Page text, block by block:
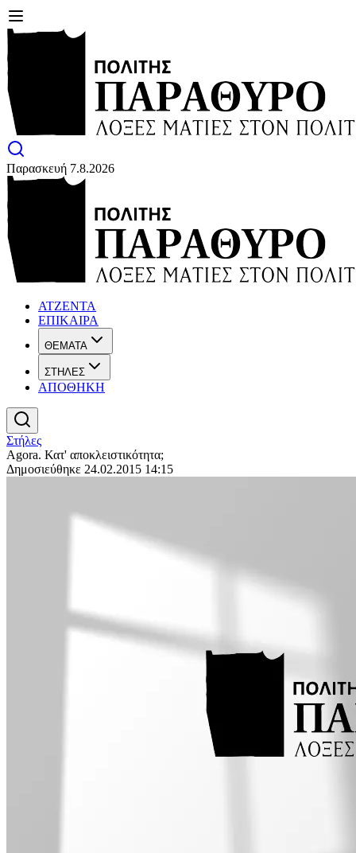
Παρασκευή 7.8.2026
ΑΤΖΕΝΤΑ
ΕΠΙΚΑΙΡΑ
ΘΕΜΑΤΑ
ΣΤΗΛΕΣ
ΑΠΟΘΗΚΗ
Στήλες
Agora. Κατ' αποκλειστικότητα;
Δημοσιεύθηκε 24.02.2015 14:15